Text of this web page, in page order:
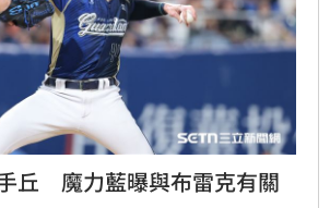
丘　魔力藍曝與布雷克有關